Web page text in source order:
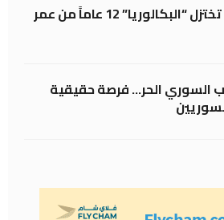
كابوس النتائج.. حين تختزل “البكالوريا” 12 عاماً من عمر
الحر… فرصة حقيقية